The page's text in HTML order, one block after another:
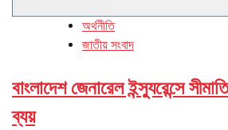
অর্থনীতি
জাতীয় সংবাদ
বাংলাদেশ জেনারেল ইন্স্যুরেন্সে
ব্যয়